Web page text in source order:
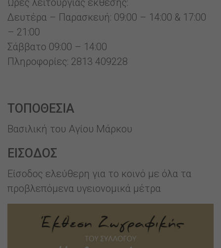
Ώρες λειτουργίας έκθεσης:
Δευτέρα – Παρασκευή: 09:00 – 14:00 & 17:00
– 21:00
Σάββατο 09:00 – 14:00
Πληροφορίες: 2813 409228
ΤΟΠΟΘΕΣΙΑ
Βασιλική του Αγίου Μάρκου
ΕΙΣΟΔΟΣ
Είσοδος ελεύθερη για το κοινό με όλα τα
προβλεπόμενα υγειονομικά μέτρα